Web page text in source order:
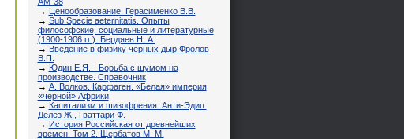
→ Ценообразование. Герасименко В.В.
→ Sub Specie aeternitatis. Опыты
философские, социальные и литературные
(1900-1906 гг.). Бердяев Н. А.
→ Введение в физику черных дыр Фролов
В.П.
→ Юдин Е.Я. - Борьба с шумом на
производстве. Справочник
→ А. Волков. Карфаген. «Белая» империя
«черной» Африки
→ Капитализм и шизофрения: Анти-Эдип.
Делез Ж., Гваттари Ф.
→ История Российская от древнейших
времен. Том 2. Щербатов М. М.